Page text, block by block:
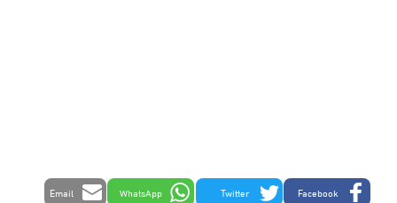
Facebook
Twitter
WhatsApp
Email